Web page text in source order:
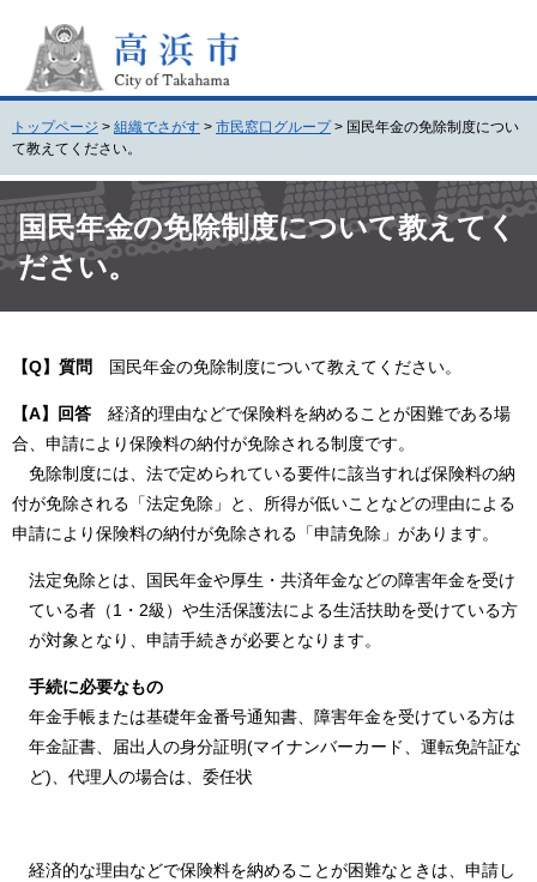
頭
。
飛
て
本
文
トップページ > 組織でさがす > 市民窓口グループ > 国民年金の免除制度につい
て教えてください。
文 国民年金の免除制度について教えてく
ださい。
【Q】質問 国民年金の免除制度について教えてください。
【A】回答 経済的理由などで保険料を納めることが困難である場
合、申請により保険料の納付が免除される制度です。
免除制度には、法で定められている要件に該当すれば保険料の納
付が免除される「法定免除」と、所得が低いことなどの理由による
申請により保険料の納付が免除される「申請免除」があります。
法定免除とは、国民年金や厚生・共済年金などの障害年金を受け
ている者（1・2級）や生活保護法による生活扶助を受けている方
が対象となり、申請手続きが必要となります。
手続に必要なもの
年金手帳または基礎年金番号通知書、障害年金を受けている方は
年金証書、届出人の身分証明(マイナンバーカード、運転免許証な
ど)、代理人の場合は、委任状
経済的な理由などで保険料を納めることが困難なときは、申請し